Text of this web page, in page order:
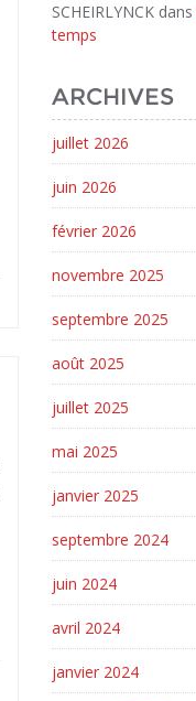
SCHEIRLYNCKdans
temps
ARCHIVES
juillet 2026
juin 2026
février 2026
novembre 2025
septembre 2025
août 2025
juillet 2025
mai 2025
janvier 2025
septembre 2024
juin 2024
avril 2024
janvier 2024